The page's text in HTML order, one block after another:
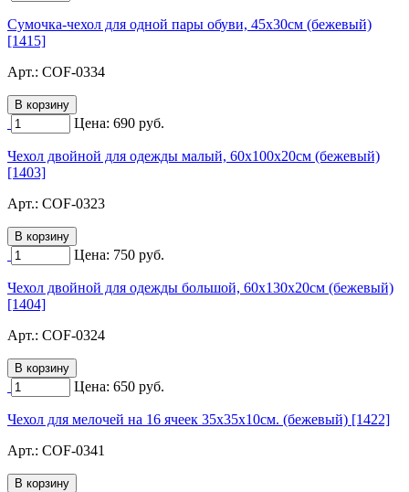
Сумочка-чехол для одной пары обуви, 45х30см (бежевый)
[1415]
Арт.: COF-0334
Цена: 690 руб.
Чехол двойной для одежды малый, 60х100х20см (бежевый)
[1403]
Арт.: COF-0323
Цена: 750 руб.
Чехол двойной для одежды большой, 60х130х20см (бежевый)
[1404]
Арт.: COF-0324
Цена: 650 руб.
Чехол для мелочей на 16 ячеек 35х35х10см. (бежевый) [1422]
Арт.: COF-0341